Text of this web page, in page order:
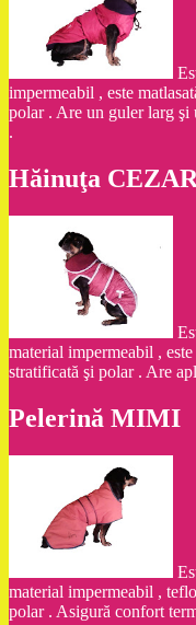
impermeabil , este
polar . Are un guler larg şi
.
Hăinuţa CEZAR
material impermeabil ,
stratificată şi polar . Are
Pelerină MIMI
material impermeabil ,
polar . Asigură confort